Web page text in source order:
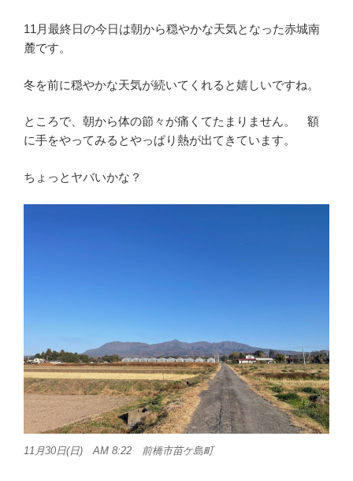
11月最終日の今日は朝から穏やかな天気となった赤城南
麓です。
冬を前に穏やかな天気が続いてくれると嬉しいですね。
ところで、朝から体の節々が痛くてたまりません。 額
に手をやってみるとやっぱり熱が出てきています。
ちょっとヤバいかな？
11月30日(日) AM 8:22 前橋市苗ケ島町